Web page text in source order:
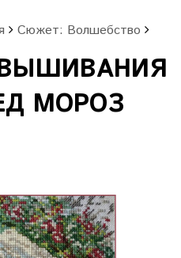
Сюжет: Волшебство
МОРОЗ